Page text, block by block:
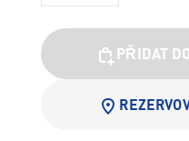
PŘIDAT